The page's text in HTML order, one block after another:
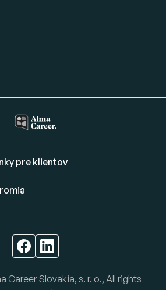
pre klientov
Career Slovakia, s. r. o., All rights